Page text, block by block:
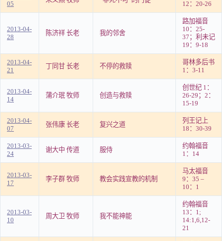
05
12：20-26
2013-04-
28
陈济祥 长老 我的邻舍
路加福音
10：25-
37；利未记
19：9-18
2013-04-
21
丁同甘 长老 不停的救赎
哥林多后书
1：3-11
2013-04-
14
蒲介珉 牧师 创造与救赎
创世纪 1：
26-29；2：
15-19
2013-04-
07
张伟康 长老 复兴之道
列王记上
18：30-39
2013-03-
24
谢大中 传道 服侍
约翰福音
1：14
2013-03-
17
李子群 牧师 教会实践宣教的机制
马太福音
9：35 –
10：1
2013-03-
10
周大卫 牧师 我不能神能
约翰福音
13：1;
14:1,6,12-
21